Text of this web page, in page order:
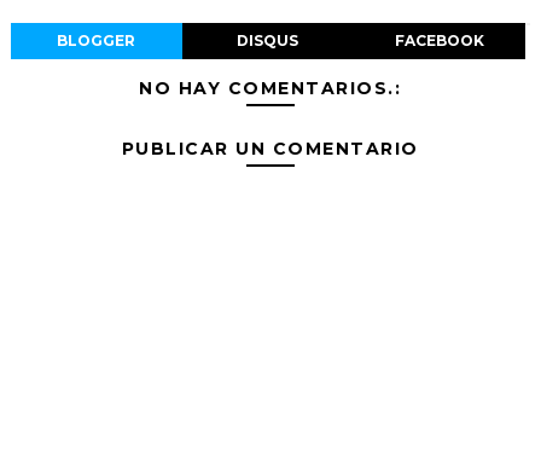
BLOGGER DISQUS FACEBOOK
NO HAY COMENTARIOS.:
PUBLICAR UN COMENTARIO